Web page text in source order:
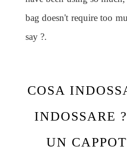
bag doesn't require too
say ?.
COSA
INDOSSARE
UN